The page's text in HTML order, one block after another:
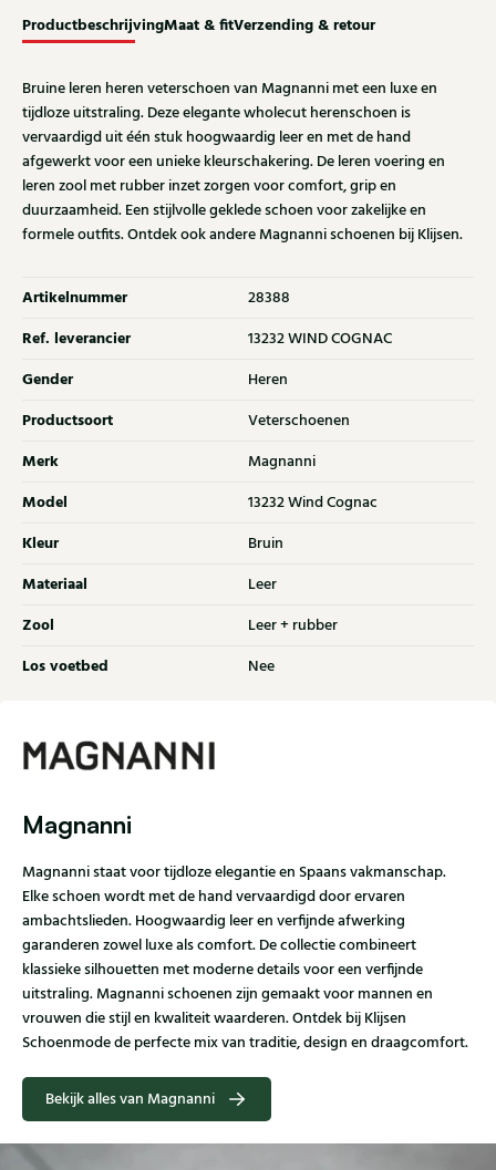
ProductbeschrijvingMaat & fitVerzending & retour
Bruine leren heren veterschoen van Magnanni met een luxe en
tijdloze uitstraling. Deze elegante wholecut herenschoen is
vervaardigd uit één stuk hoogwaardig leer en met de hand
afgewerkt voor een unieke kleurschakering. De leren voering en
leren zool met rubber inzet zorgen voor comfort, grip en
duurzaamheid. Een stijlvolle geklede schoen voor zakelijke en
formele outfits. Ontdek ook andere Magnanni schoenen bij Klijsen.
Artikelnummer 28388
Ref. leverancier 13232 WIND COGNAC
Gender Heren
Productsoort Veterschoenen
Merk Magnanni
Model 13232 Wind Cognac
Kleur Bruin
Materiaal Leer
Zool Leer + rubber
Los voetbed Nee
Magnanni
Magnanni staat voor tijdloze elegantie en Spaans vakmanschap.
Elke schoen wordt met de hand vervaardigd door ervaren
ambachtslieden. Hoogwaardig leer en verfijnde afwerking
garanderen zowel luxe als comfort. De collectie combineert
klassieke silhouetten met moderne details voor een verfijnde
uitstraling. Magnanni schoenen zijn gemaakt voor mannen en
vrouwen die stijl en kwaliteit waarderen. Ontdek bij Klijsen
Schoenmode de perfecte mix van traditie, design en draagcomfort.
Bekijk alles van Magnanni